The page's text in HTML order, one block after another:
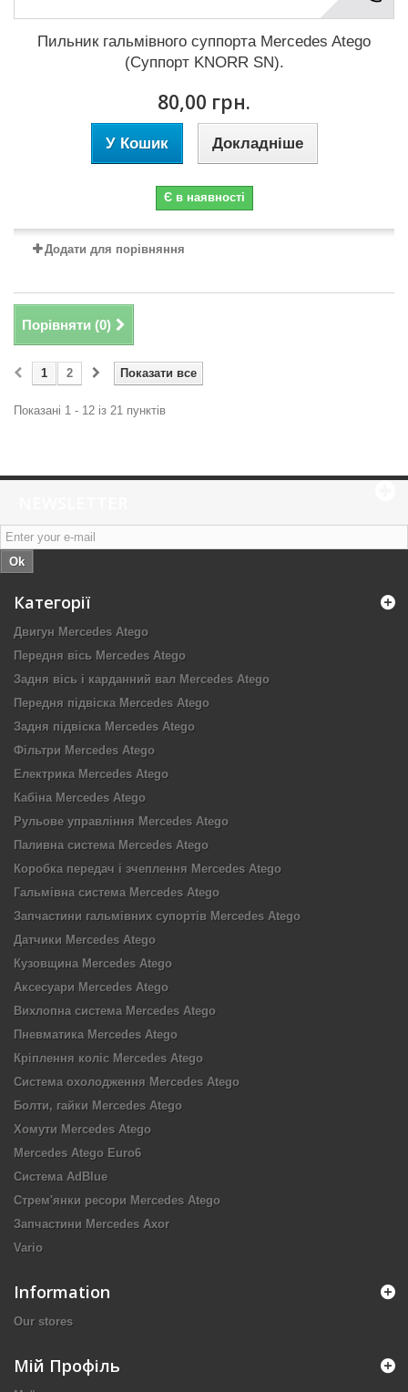
Пильник гальмівного суппорта Mercedes Atego
(Суппорт KNORR SN).
80,00 грн.
У Кошик Докладніше
Є в наявності
Додати для порівняння
Порівняти (0)
Показати все
1 2
Показані 1 - 12 із 21 пунктів
Ok
Категорії
Двигун Mercedes Atego
Передня вісь Mercedes Atego
Задня вісь і карданний вал Mercedes Atego
Передня підвіска Mercedes Atego
Задня підвіска Mercedes Atego
Фільтри Mercedes Atego
Електрика Mercedes Atego
Кабіна Mercedes Atego
Рульове управління Mercedes Atego
Паливна система Mercedes Atego
Коробка передач і зчеплення Mercedes Atego
Гальмівна система Mercedes Atego
Запчастини гальмівних супортів Mercedes Atego
Датчики Mercedes Atego
Кузовщина Mercedes Atego
Аксесуари Mercedes Atego
Вихлопна система Mercedes Atego
Пневматика Mercedes Atego
Кріплення коліс Mercedes Atego
Система охолодження Mercedes Atego
Болти, гайки Mercedes Atego
Хомути Mercedes Atego
Mercedes Atego Euro6
Система AdBlue
Стрем'янки ресори Mercedes Atego
Запчастини Mercedes Axor
Vario
Information
Our stores
Мій Профіль